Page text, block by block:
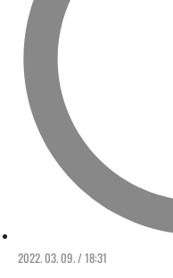
2022. 03. 09. / 18:31